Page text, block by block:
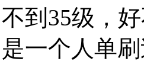
不到35级，
是一个人单